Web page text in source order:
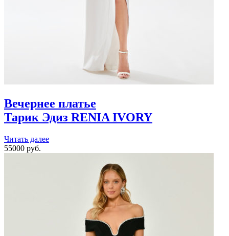
Вечернее платье
Тарик Эдиз RENIA IVORY
Читать далее
55000 руб.